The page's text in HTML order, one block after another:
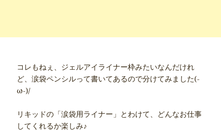
コレもねぇ、ジェルアイライナー枠みたいなんだけれ
ど、涙袋ペンシルって書いてあるので分けてみました(-
ω-)/
リキッドの「涙袋用ライナー」とわけて、どんなお仕事
してくれるか楽しみ♪